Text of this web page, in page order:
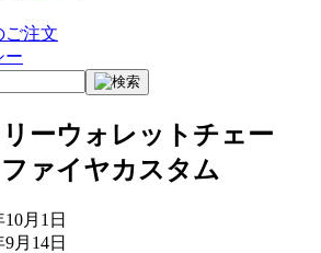
ご注文
ー
ーウォレットチェー
ァイヤカスタム
10月1日
9月14日